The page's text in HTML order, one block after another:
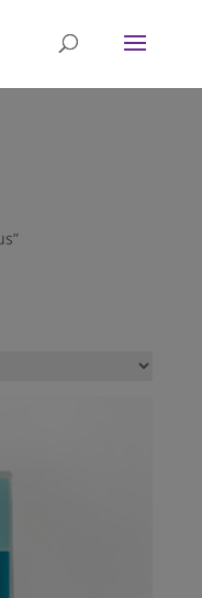
'PageView'); // Once
'grant');